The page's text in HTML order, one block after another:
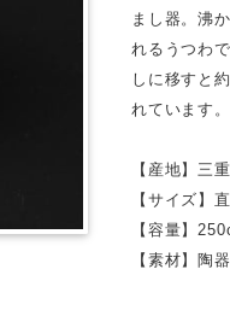
まし器。沸
れるうつわ
しに移すと
れています。
【産地】三
【サイズ】
【容量】
【素材】陶器